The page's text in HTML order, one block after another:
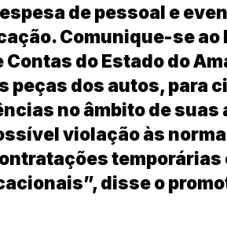
de pessoal e
Comunique-se
do Estado do
peças dos autos, para
no âmbito de
violação às
temporárias
disse o